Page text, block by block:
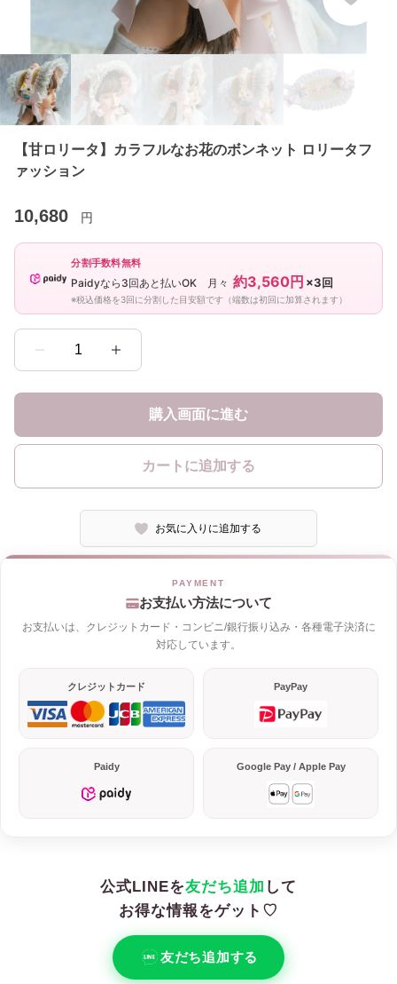
【甘ロリータ】カラフルなお花のボンネット ロリータフ
ァッション
10,680 円
分割手数料無料
Paidyなら3回あと払いOK 月々 約3,560円 ×3回
※税込価格を3回に分割した目安額です（端数は初回に加算されます）
1
購入画面に進む
カートに追加する
お気に入りに追加する
お支払い方法について
お支払いは、クレジットカード・コンビニ/銀行振り込み・各種電子決済に
対応しています。
クレジットカード PayPay
Paidy Google Pay / Apple Pay
公式LINEを友だち追加 して
お得な情報をゲット♡
友だち追加する